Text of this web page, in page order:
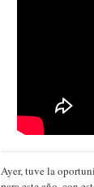
Ayer, tuve la